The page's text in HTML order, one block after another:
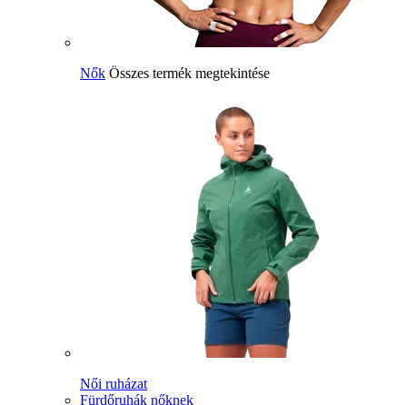
Nők Összes termék megtekintése
Női ruházat
Fürdőruhák nőknek